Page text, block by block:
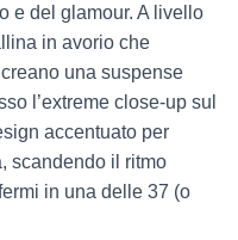
e del glamour. A livello
in avorio che
una suspense
l’extreme close-up sul
accentuato per
scandendo il ritmo
in una delle 37 (o